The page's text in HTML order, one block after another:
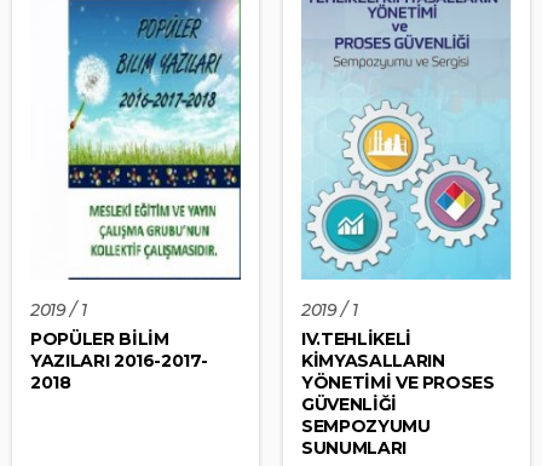
2019 / 1
POPÜLER BİLİM
YAZILARI 2016-2017-
2018
2019 / 1
IV.TEHLİKELİ
KİMYASALLARIN
YÖNETİMİ VE PROSES
GÜVENLİĞİ
SEMPOZYUMU
SUNUMLARI